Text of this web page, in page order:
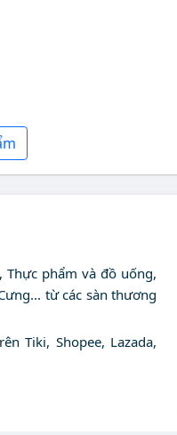
Thực phẩm và đồ uống,
từ các sàn thương
Tiki, Shopee, Lazada,